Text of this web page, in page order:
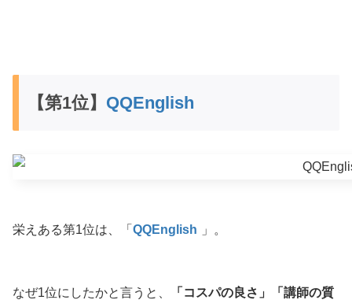
【第1位】 QQEnglish
栄えある第1位は、「 QQEnglish 」。
なぜ1位にしたかと言うと、
「コスパの良さ」「講師の質